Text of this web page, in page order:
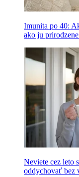
Imunita po 40:
ako ju
Neviete cez leto
oddychovať bez